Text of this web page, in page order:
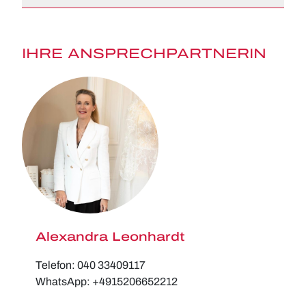
IHRE ANSPRECHPARTNERIN
Alexandra Leonhardt
Telefon: 040 33409117
WhatsApp: +4915206652212